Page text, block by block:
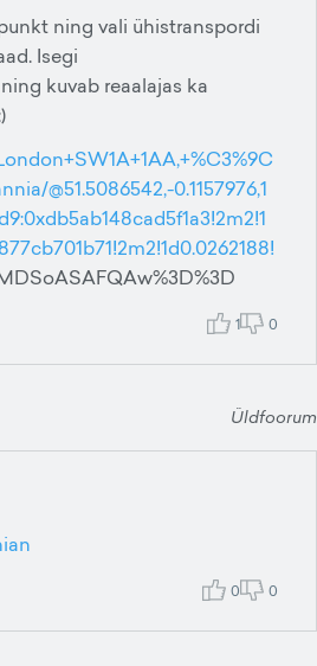
ning vali ühistranspordi
Isegi
kuvab reaalajas ka
@51.5086542,-0.1157976,1
1 0
Üldfoorum
0 0